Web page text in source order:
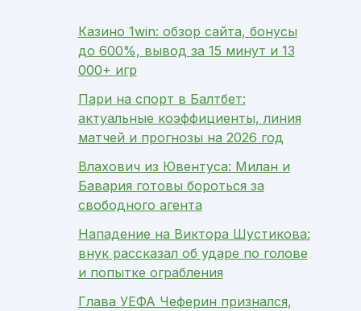
Казино 1win: обзор сайта, бонусы
до 600%, вывод за 15 минут и 13
000+ игр
Пари на спорт в Балтбет:
актуальные коэффициенты, линия
матчей и прогнозы на 2026 год
Влахович из Ювентуса: Милан и
Бавария готовы бороться за
свободного агента
Нападение на Виктора Шустикова:
внук рассказал об ударе по голове
и попытке ограбления
Глава УЕФА Чеферин признался,